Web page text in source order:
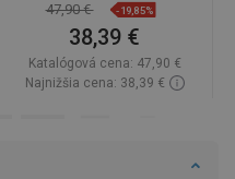
47,90 € -19,85%
38,39 €
Katalógová cena: 47,90 €
Najnižšia cena: 38,39 €